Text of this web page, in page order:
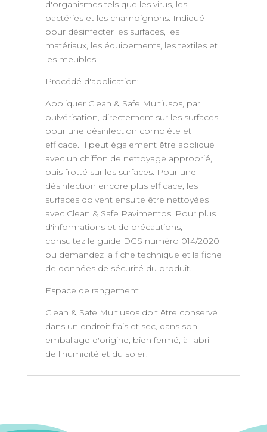
d'organismes tels que les virus, les
bactéries et les champignons. Indiqué
pour désinfecter les surfaces, les
matériaux, les équipements, les textiles et
les meubles.
Procédé d'application:
Appliquer Clean & Safe Multiusos, par
pulvérisation, directement sur les surfaces,
pour une désinfection complète et
efficace. Il peut également être appliqué
avec un chiffon de nettoyage approprié,
puis frotté sur les surfaces. Pour une
désinfection encore plus efficace, les
surfaces doivent ensuite être nettoyées
avec Clean & Safe Pavimentos. Pour plus
d'informations et de précautions,
consultez le guide DGS numéro 014/2020
ou demandez la fiche technique et la fiche
de données de sécurité du produit.
Espace de rangement:
Clean & Safe Multiusos doit être conservé
dans un endroit frais et sec, dans son
emballage d'origine, bien fermé, à l'abri
de l'humidité et du soleil.